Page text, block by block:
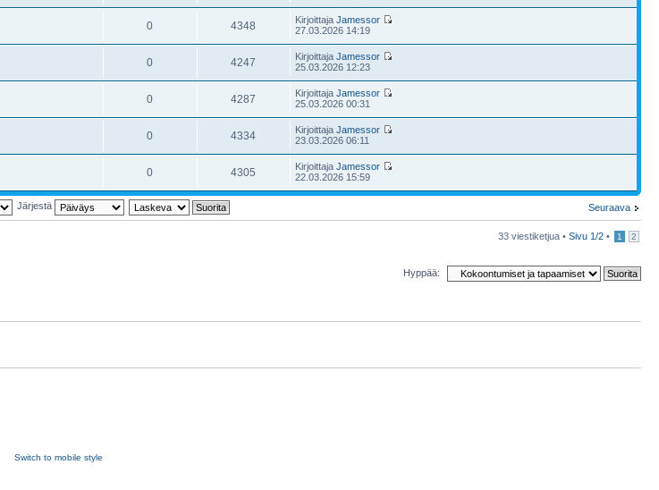
0 4348 KirjoittajaJamessor
27.03.2026 14:19
0 4247 KirjoittajaJamessor
25.03.2026 12:23
0 4287 KirjoittajaJamessor
25.03.2026 00:31
0 4334 KirjoittajaJamessor
23.03.2026 06:11
0 4305 KirjoittajaJamessor
22.03.2026 15:59
Seuraava
Järjestä
33 viestiketjua • Sivu 1/2 • 1 2
Hyppää:
Switch to mobile style